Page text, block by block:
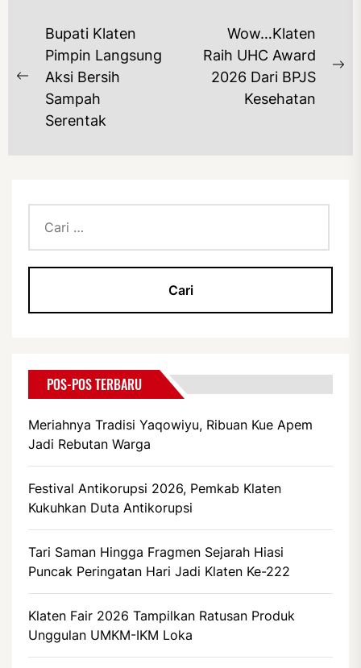
NAVIGASI
POS
Previous
post:
Bupati Klaten
Pimpin Langsung
Aksi Bersih
Sampah
Serentak
Wow…Klaten
Raih UHC Award
2026 Dari BPJS
Kesehatan
untuk:
POS-POS TERBARU
Meriahnya Tradisi Yaqowiyu, Ribuan Kue Apem
Jadi Rebutan Warga
Festival Antikorupsi 2026, Pemkab Klaten
Kukuhkan Duta Antikorupsi
Tari Saman Hingga Fragmen Sejarah Hiasi
Puncak Peringatan Hari Jadi Klaten Ke-222
Klaten Fair 2026 Tampilkan Ratusan Produk
Unggulan UMKM-IKM Loka